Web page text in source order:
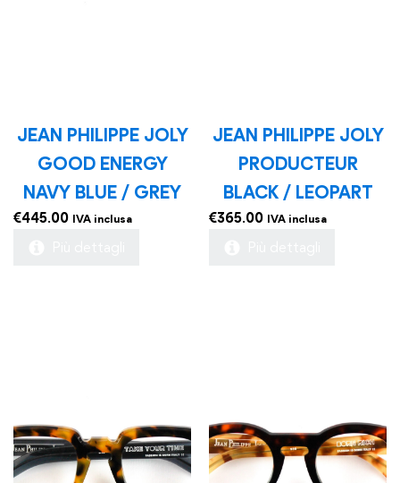
JEAN PHILIPPE JOLY
GOOD ENERGY
NAVY BLUE / GREY
€445.00 IVA inclusa
JEAN PHILIPPE JOLY
PRODUCTEUR
BLACK / LEOPART
€365.00 IVA inclusa